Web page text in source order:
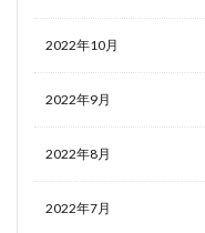
2022年10月
2022年9月
2022年8月
2022年7月